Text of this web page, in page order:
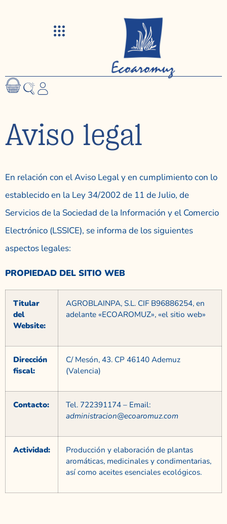
Aviso legal
En relación con el Aviso Legal y en cumplimiento con lo
establecido en la Ley 34/2002 de 11 de Julio, de
Servicios de la Sociedad de la Información y el Comercio
Electrónico (LSSICE), se informa de los siguientes
aspectos legales:
PROPIEDAD DEL SITIO WEB
Titular
del
Website:
AGROBLAINPA, S.L. CIF B96886254, en
adelante «ECOAROMUZ», «el sitio web»
Dirección
fiscal:
C/ Mesón, 43. CP 46140 Ademuz
(Valencia)
Contacto:
Tel. 722391174 – Email:
administracion@ecoaromuz.com
Actividad:
Producción y elaboración de plantas
aromáticas, medicinales y condimentarias,
así como aceites esenciales ecológicos.